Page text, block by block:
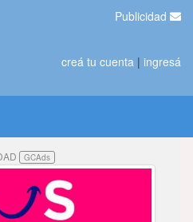
Publicidad
creá tu cuenta | ingresá
GCAds